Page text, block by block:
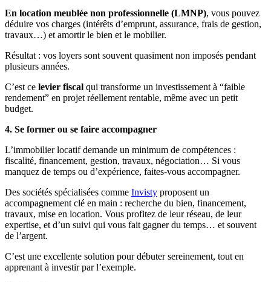
En location meublée non professionnelle (LMNP), vous pouvez
déduire vos charges (intérêts d’emprunt, assurance, frais de gestion,
travaux…) et amortir le bien et le mobilier.
Résultat : vos loyers sont souvent quasiment non imposés pendant
plusieurs années.
C’est ce levier fiscal qui transforme un investissement à “faible
rendement” en projet réellement rentable, même avec un petit
budget.
4. Se former ou se faire accompagner
L’immobilier locatif demande un minimum de compétences :
fiscalité, financement, gestion, travaux, négociation… Si vous
manquez de temps ou d’expérience, faites-vous accompagner.
Des sociétés spécialisées comme Invisty proposent un
accompagnement clé en main : recherche du bien, financement,
travaux, mise en location. Vous profitez de leur réseau, de leur
expertise, et d’un suivi qui vous fait gagner du temps… et souvent
de l’argent.
C’est une excellente solution pour débuter sereinement, tout en
apprenant à investir par l’exemple.